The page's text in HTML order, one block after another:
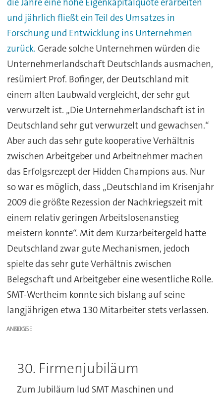
die Jahre eine hohe Eigenkapitalquote erarbeiten
und jährlich fließt ein Teil des Umsatzes in
Forschung und Entwicklung ins Unternehmen
zurück. Gerade solche Unternehmen würden die
Unternehmerlandschaft Deutschlands ausmachen,
resümiert Prof. Bofinger, der Deutschland mit
einem alten Laubwald vergleicht, der sehr gut
verwurzelt ist. „Die Unternehmerlandschaft ist in
Deutschland sehr gut verwurzelt und gewachsen.“
Aber auch das sehr gute kooperative Verhältnis
zwischen Arbeitgeber und Arbeitnehmer machen
das Erfolgsrezept der Hidden Champions aus. Nur
so war es möglich, dass „Deutschland im Krisenjahr
2009 die größte Rezession der Nachkriegszeit mit
einem relativ geringen Arbeitslosenanstieg
meistern konnte“. Mit dem Kurzarbeitergeld hatte
Deutschland zwar gute Mechanismen, jedoch
spielte das sehr gute Verhältnis zwischen
Belegschaft und Arbeitgeber eine wesentliche Rolle.
SMT-Wertheim konnte sich bislang auf seine
langjährigen etwa 130 Mitarbeiter stets verlassen.
ANZEIGE
30. Firmenjubiläum
Zum Jubiläum lud SMT Maschinen und